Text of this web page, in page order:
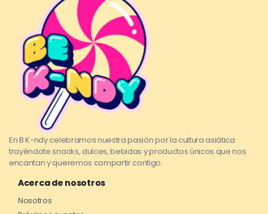
En B K-ndy celebramos nuestra pasión por la cultura asiática
trayéndote snacks, dulces, bebidas y productos únicos que nos
encantan y queremos compartir contigo.
Acerca de nosotros
Nosotros